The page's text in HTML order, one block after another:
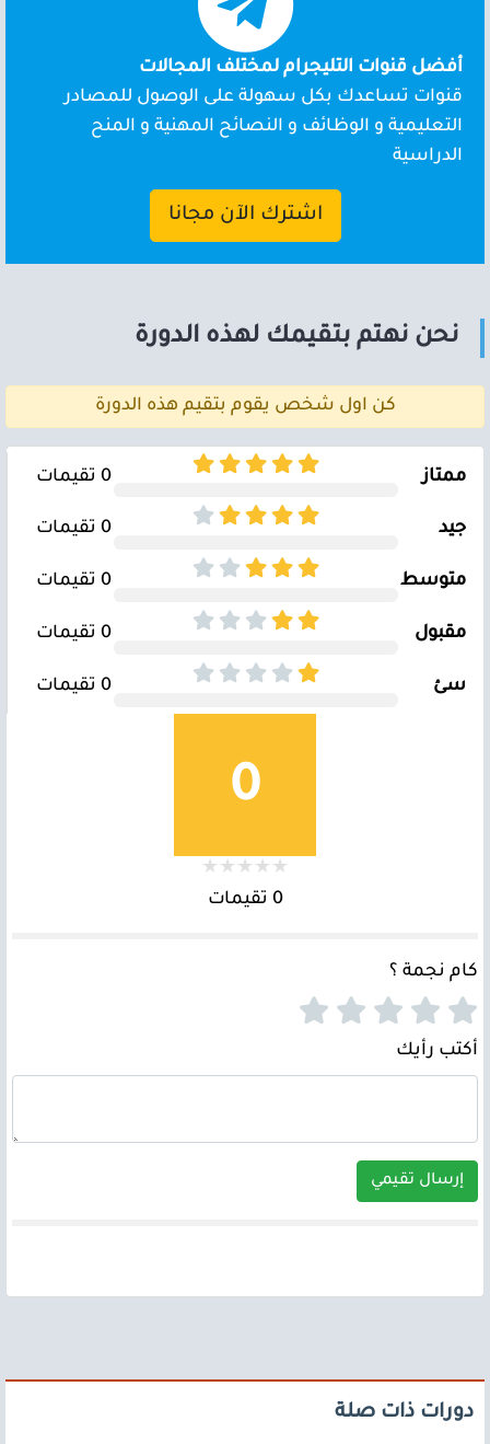
أفضل قنوات التليجرام لمختلف المجالات
قنوات تساعدك بكل سهولة على الوصول للمصادر
التعليمية و الوظائف و النصائح المهنية و المنح
الدراسية
اشترك الآن مجانا
نحن نهتم بتقيمك لهذه الدورة
كن اول شخص يقوم بتقيم هذه الدورة
ممتاز 0 تقيمات
جيد 0 تقيمات
متوسط 0 تقيمات
مقبول 0 تقيمات
سئ 0 تقيمات
0
0 تقيمات
كام نجمة ؟
أكتب رأيك
إرسال تقيمي
دورات ذات صلة